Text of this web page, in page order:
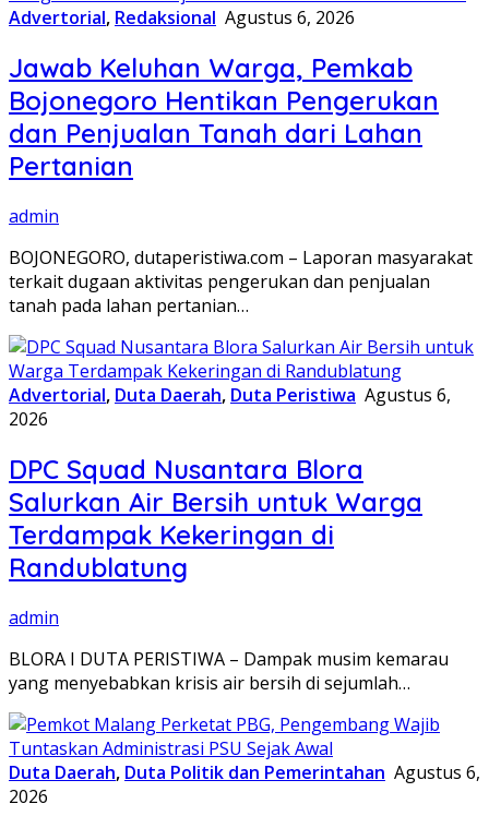
Advertorial, Redaksional Agustus 6, 2026
Jawab Keluhan Warga, Pemkab
Bojonegoro Hentikan Pengerukan
dan Penjualan Tanah dari Lahan
Pertanian
admin
BOJONEGORO, dutaperistiwa.com – Laporan masyarakat
terkait dugaan aktivitas pengerukan dan penjualan
tanah pada lahan pertanian…
Advertorial, Duta Daerah, Duta Peristiwa Agustus 6,
2026
DPC Squad Nusantara Blora
Salurkan Air Bersih untuk Warga
Terdampak Kekeringan di
Randublatung
admin
BLORA I DUTA PERISTIWA – Dampak musim kemarau
yang menyebabkan krisis air bersih di sejumlah…
Duta Daerah, Duta Politik dan Pemerintahan Agustus 6,
2026